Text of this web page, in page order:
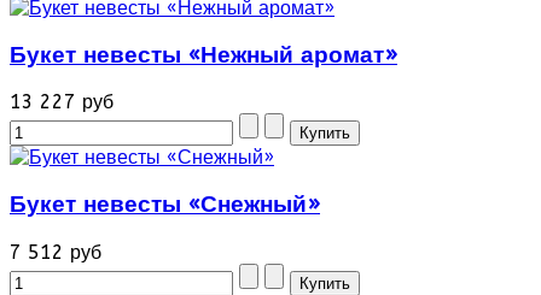
Букет невесты «Нежный аромат»
13 227 руб
Букет невесты «Снежный»
7 512 руб